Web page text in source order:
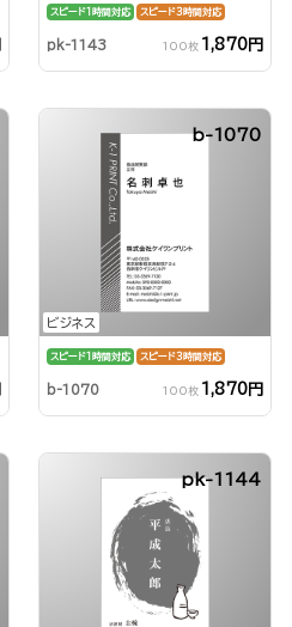
スピード1時間対応 スピード3時間対応
pk-1143 100枚 1,870円
ビジネス
b-1070
スピード1時間対応 スピード3時間対応
b-1070 100枚 1,870円
pk-1144